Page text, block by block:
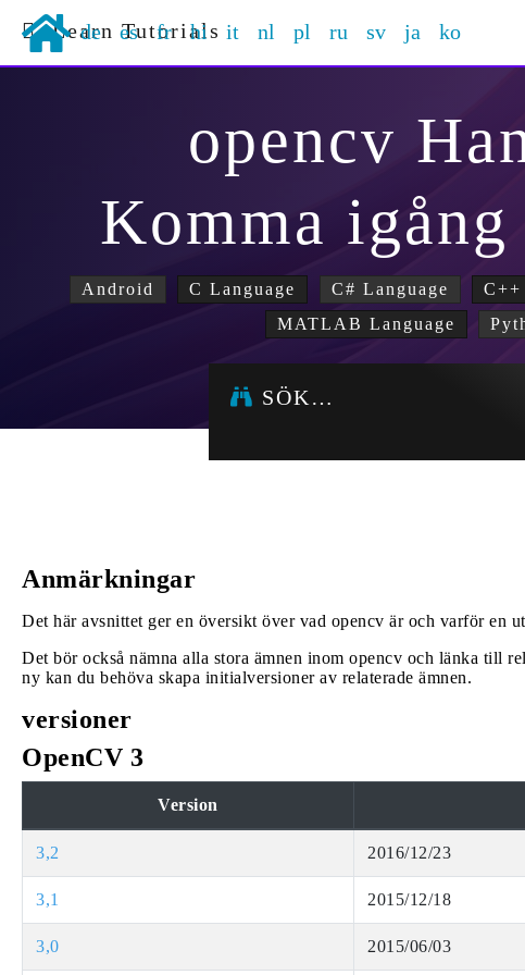
Learn Tutorials
de es fr hi it nl pl ru sv ja ko
opencv
Komma
Android C Language C# Language C++
MATLAB Language
SÖK…
Anmärkningar
Det här avsnittet ger en översikt över vad opencv är och varför en
Det bör också nämna alla stora ämnen inom opencv och länka till
ny kan du behöva skapa initialversioner av relaterade ämnen.
versioner
OpenCV 3
Version
3,2 2016/12/23
3,1 2015/12/18
3,0 2015/06/03